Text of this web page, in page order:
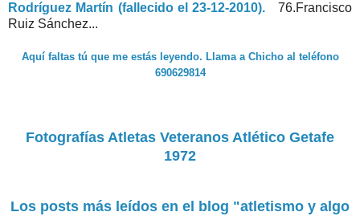
Rodríguez Martín (fallecido el 23-12-2010). 76.Francisco
Ruiz Sánchez...
Aquí faltas tú que me estás leyendo. Llama a Chicho al teléfono
690629814
Fotografías Atletas Veteranos Atlético Getafe
1972
Los posts más leídos en el blog "atletismo y algo